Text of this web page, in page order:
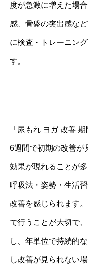
度が急激に増えた場
感、骨盤の突出感な
に検査・トレーニン
す。
「尿もれ ヨガ 改善
6週間で初期の改善が
効果が現れることが
呼吸法・姿勢・生活
改善を感じられます
で行うことが大切で
し、年単位で持続的
し改善が見られない